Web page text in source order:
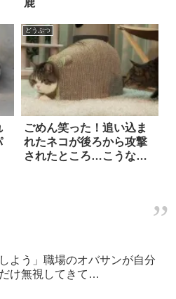
鹿
どうぶつ
ごめん笑った！追い込ま
れたネコが後ろから攻撃
されたところ…こうなり
しよう」職場のオバサンが自分
け無視してきて…